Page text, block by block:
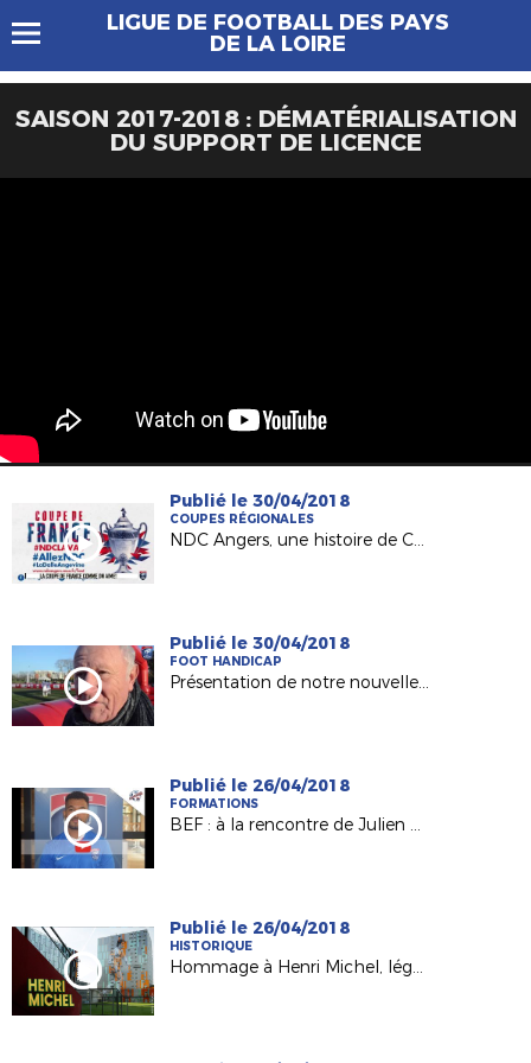
LIGUE DE FOOTBALL DES PAYS
DE LA LOIRE
SAISON 2017-2018 : DÉMATÉRIALISATION
DU SUPPORT DE LICENCE
Publié le 30/04/2018
COUPES RÉGIONALES
NDC Angers, une histoire de Coupe(s) !
Publié le 30/04/2018
FOOT HANDICAP
Présentation de notre nouvelle Commission Handisport !
Publié le 26/04/2018
FORMATIONS
BEF : à la rencontre de Julien Bengon (Ancienne Château-Gontier)
Publié le 26/04/2018
HISTORIQUE
Hommage à Henri Michel, légende du foot français